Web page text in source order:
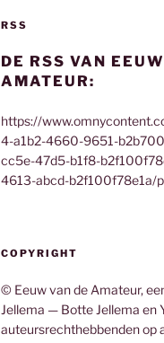
RSS
DE RSS VAN
AMATEUR:
https://
4-a1b2-4660-9651-
cc5e-47d5-b1f8-
4613-abcd-b2f100f78e1a/
COPYRIGHT
© Eeuw van de Amateur,
Jellema — Botte Jellema en
auteursrechthebbenden op